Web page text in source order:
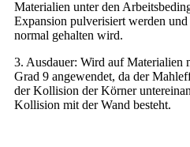
Materialien unter den
Expansion pulverisiert werden
normal gehalten wird.
3. Ausdauer: Wird auf Materialien
Grad 9 angewendet, da der
der Kollision der Körner
Kollision mit der Wand besteht.